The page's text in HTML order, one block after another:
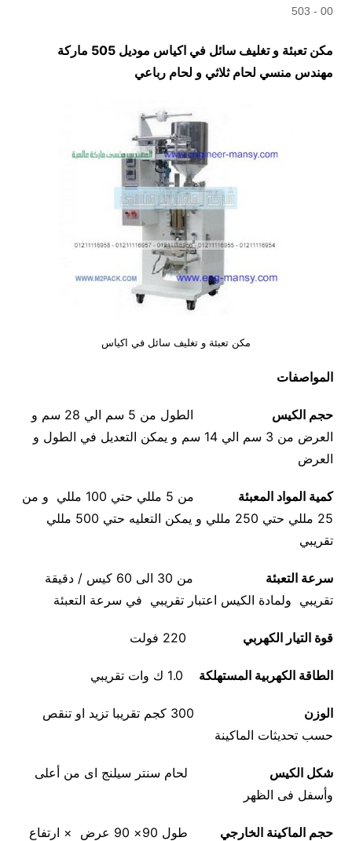
00 - 503
مكن تعبئة و تغليف سائل في اكياس موديل 505 ماركة
مهندس منسي لحام ثلاثي و لحام رباعي
مكن تعبئة و تغليف سائل في اكياس
المواصفات
حجم الكيس
الطول من 5 سم الي 28 سم و
العرض من 3 سم الي 14 سم و يمكن التعديل في الطول و
العرض
كمية المواد المعبئة
من 5 مللي حتي 100 مللي و من
25 مللي حتي 250 مللي و يمكن التعليه حتي 500 مللي
تقريبي
سرعة التعبئة
من 30 الى 60 كيس / دقيقة
تقريبي ولمادة الكيس اعتبار تقريبي في سرعة التعبئة
قوة التيار الكهربي 220 فولت
الطاقة الكهربية المستهلكة 1.0 ك وات تقريبي
الوزن
300 كجم تقريبا تزيد او تنقص
حسب تحديثات الماكينة
شكل الكيس
لحام سنتر سيلنج اى من أعلى
وأسفل فى الظهر
حجم الماكينة الخارجي
طول 90× 90 عرض × ارتفاع